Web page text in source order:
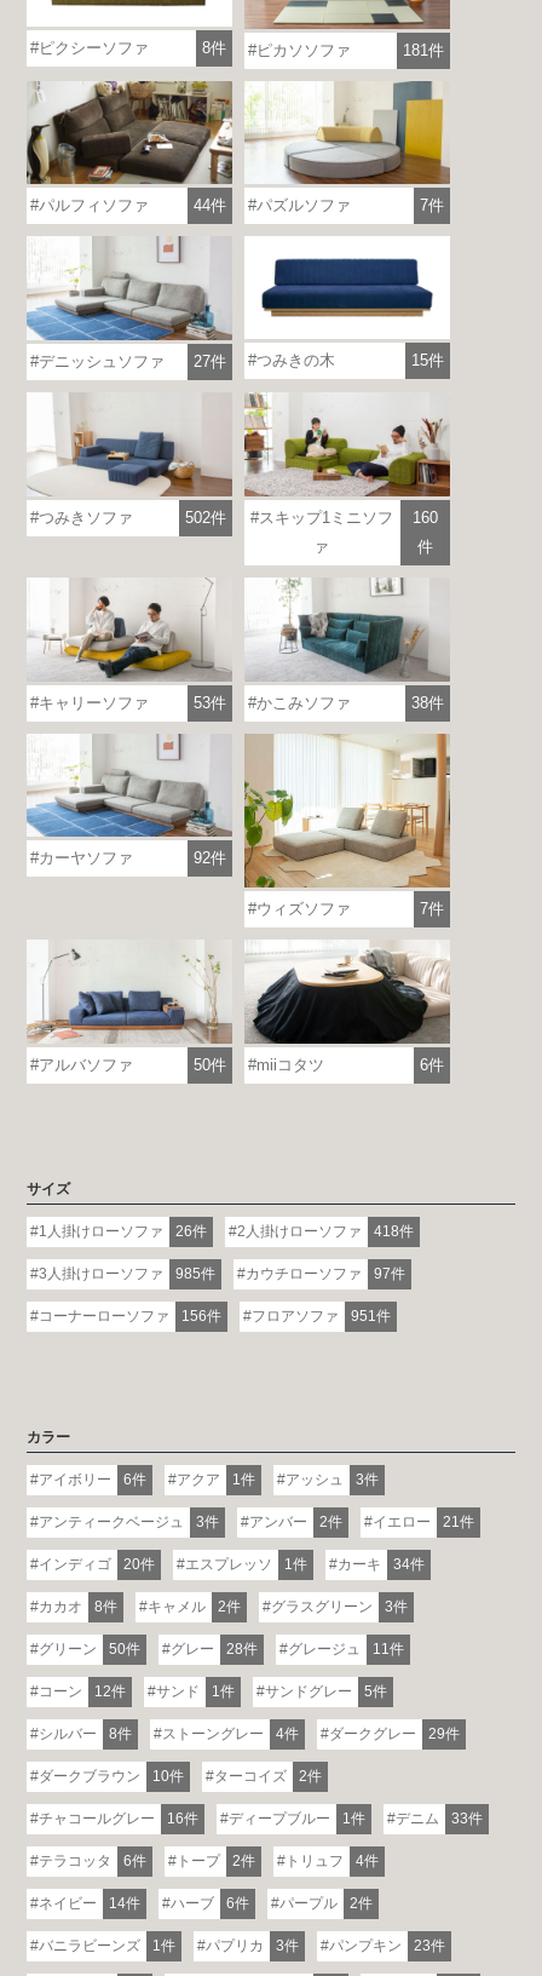
各地で出張ショールームを開催！
この機会にHAREMのソファをお試しくだ
さい。
※一部日時は予約制
詳しくはこちら
ピクシーソファ 8件 ピカソソファ 181件
パルフィソファ 44件 パズルソファ 7件
デニッシュソファ 27件 つみきの木 15件
つみきソファ 502件
スキップ1ミニソフ
ァ
160
件
キャリーソファ 53件 かこみソファ 38件
カーヤソファ 92件
ウィズソファ 7件
アルバソファ 50件 miiコタツ 6件
サイズ
1人掛けローソファ 26件 2人掛けローソファ 418件
3人掛けローソファ 985件 カウチローソファ 97件
コーナーローソファ 156件 フロアソファ 951件
カラー
アイボリー 6件 アクア 1件 アッシュ 3件
アンティークベージュ 3件 アンバー 2件 イエロー 21件
インディゴ 20件 エスプレッソ 1件 カーキ 34件
カカオ 8件 キャメル 2件 グラスグリーン 3件
グリーン 50件 グレー 28件 グレージュ 11件
コーン 12件 サンド 1件 サンドグレー 5件
シルバー 8件 ストーングレー 4件 ダークグレー 29件
ダークブラウン 10件 ターコイズ 2件
チャコールグレー 16件 ディープブルー 1件 デニム 33件
テラコッタ 6件 トープ 2件 トリュフ 4件
ネイビー 14件 ハーブ 6件 パープル 2件
バニラビーンズ 1件 パプリカ 3件 パンプキン 23件